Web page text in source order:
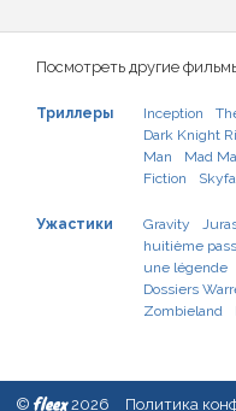
Посмотреть другие
Триллеры Inception
Dark Knight
Man
Mad
Fiction
Ужастики Gravity
huitième
une légende
Dossiers
Zombieland
© fleex2026 Политика